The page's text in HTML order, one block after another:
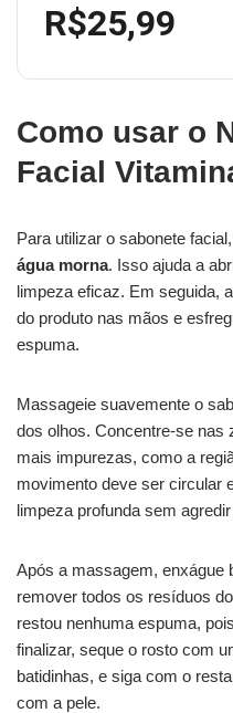
R$25,99
Como usar o
Facial
Para utilizar o sabonete
água morna. Isso ajuda a
limpeza eficaz. Em seguida,
do produto nas mãos e
espuma.
Massageie suavemente o
dos olhos. Concentre-se nas
mais impurezas, como a
movimento deve ser circular
limpeza profunda sem
Após a massagem, enxágue
remover todos os resíduos
restou nenhuma espuma,
finalizar, seque o rosto com
batidinhas, e siga com o
com a pele.